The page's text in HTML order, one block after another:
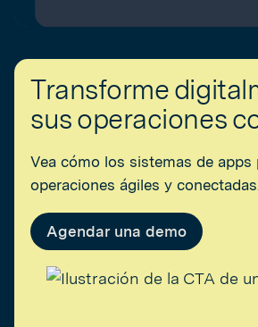
Transforme
sus operaciones
Vea cómo los sistemas de apps
operaciones ágiles y
Agendar una demo